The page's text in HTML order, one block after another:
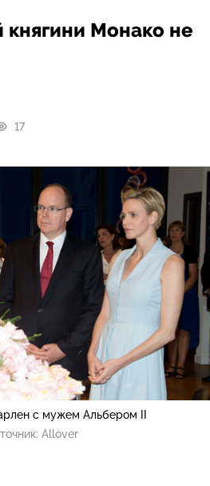
Монако не
17
с мужем Альбером II
Allover